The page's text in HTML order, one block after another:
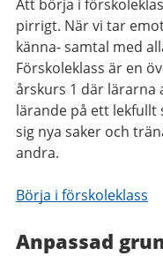
Att börja i
pirrigt. När vi tar
känna- samtal med
Förskoleklass är en
årskurs 1 där lärarna
lärande på ett lekfullt
sig nya saker och
andra.
Börja i förskoleklass
Anpassad